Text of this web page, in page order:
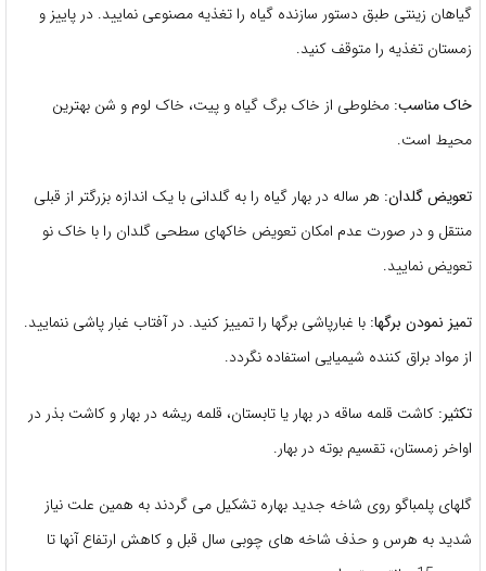
گیاهان زینتی طبق دستور سازنده گیاه را تغذیه مصنوعی نمایید. در پاییز و
زمستان تغذیه را متوقف کنید.
خاک مناسب: مخلوطی از خاک برگ گیاه و پیت، خاک لوم و شن بهترین
محیط است.
تعویض گلدان: هر ساله در بهار گیاه را به گلدانی با یک اندازه بزرگتر از قبلی
منتقل و در صورت عدم امکان تعویض خاکهای سطحی گلدان را با خاک نو
تعویض نمایید.
تمیز نمودن برگها: با غبارپاشی برگها را تمییز کنید. در آفتاب غبار پاشی ننمایید.
از مواد براق کننده شیمیایی استفاده نگردد.
تکثیر: کاشت قلمه ساقه در بهار یا تابستان، قلمه ریشه در بهار و کاشت بذر در
اواخر زمستان، تقسیم بوته در بهار.
گلهای پلمباگو روی شاخه جدید بهاره تشکیل می گردند به همین علت نیاز
شدید به هرس و حذف شاخه های چوبی سال قبل و کاهش ارتفاع آنها تا